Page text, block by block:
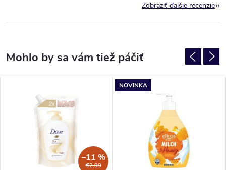
€2,99
–11 %
NOVINKA
Zobraziť ďalšie recenzie